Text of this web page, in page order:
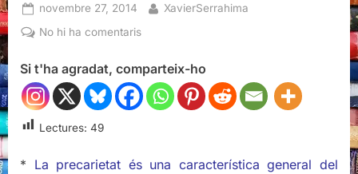
Posted
on
novembre 27, 2014 By
XavierSerrahima
No hi ha comentarisa
literàries
de
La
de
Si t'ha agradat, comparteix-ho
Lectures: 49
* La precarietat és una característica general del